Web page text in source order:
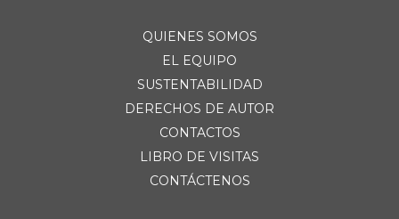
QUIENES SOMOS
EL EQUIPO
SUSTENTABILIDAD
DERECHOS DE AUTOR
CONTACTOS
LIBRO DE VISITAS
CONTÁCTENOS